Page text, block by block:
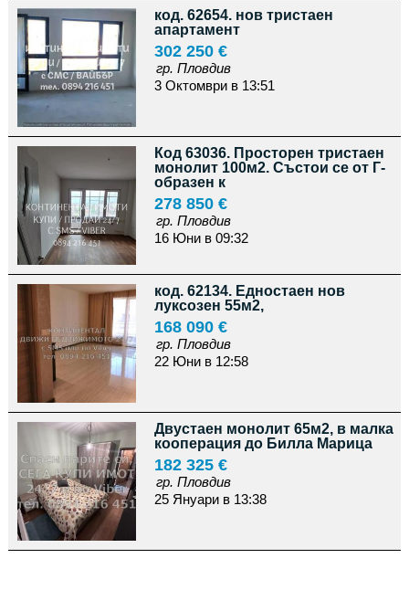
код. 62654. нов тристаен
апартамент
302 250 €
гр. Пловдив
3 Октомври в 13:51
Код 63036. Просторен тристаен
монолит 100м2. Състои се от Г-
образен к
278 850 €
гр. Пловдив
16 Юни в 09:32
код. 62134. Едностаен нов
луксозен 55м2,
168 090 €
гр. Пловдив
22 Юни в 12:58
Двустаен монолит 65м2, в малка
кооперация до Билла Марица
182 325 €
гр. Пловдив
25 Януари в 13:38